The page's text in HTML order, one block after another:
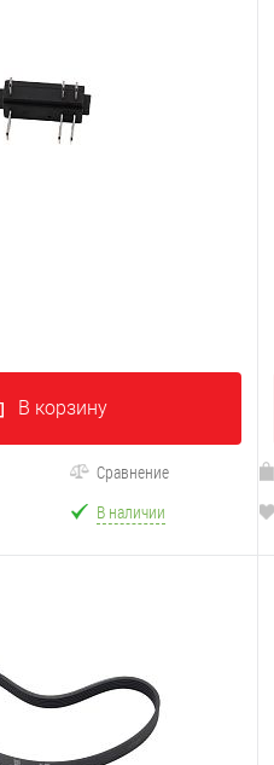
В корзину
Сравнение
В наличии